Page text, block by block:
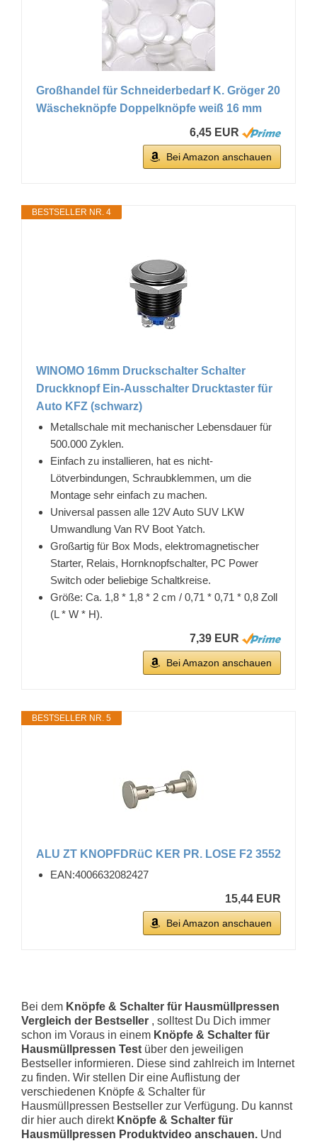
Großhandel für Schneiderbedarf K. Gröger 20
Wäscheknöpfe Doppelknöpfe weiß 16 mm
6,45 EUR
Bei Amazon anschauen
BESTSELLER NR. 4
WINOMO 16mm Druckschalter Schalter
Druckknopf Ein-Ausschalter Drucktaster für
Auto KFZ (schwarz)
Metallschale mit mechanischer Lebensdauer für
500.000 Zyklen.
Einfach zu installieren, hat es nicht-
Lötverbindungen, Schraubklemmen, um die
Montage sehr einfach zu machen.
Universal passen alle 12V Auto SUV LKW
Umwandlung Van RV Boot Yatch.
Großartig für Box Mods, elektromagnetischer
Starter, Relais, Hornknopfschalter, PC Power
Switch oder beliebige Schaltkreise.
Größe: Ca. 1,8 * 1,8 * 2 cm / 0,71 * 0,71 * 0,8 Zoll
(L * W * H).
7,39 EUR
Bei Amazon anschauen
BESTSELLER NR. 5
ALU ZT KNOPFDRüC KER PR. LOSE F2 3552
EAN:4006632082427
15,44 EUR
Bei Amazon anschauen
Bei dem Knöpfe & Schalter für Hausmüllpressen
Vergleich der Bestseller , solltest Du Dich immer
schon im Voraus in einem Knöpfe & Schalter für
Hausmüllpressen Test über den jeweiligen
Bestseller informieren. Diese sind zahlreich im Internet
zu finden. Wir stellen Dir eine Auflistung der
verschiedenen Knöpfe & Schalter für
Hausmüllpressen Bestseller zur Verfügung. Du kannst
dir hier auch direkt Knöpfe & Schalter für
Hausmüllpressen Produktvideo anschauen. Und